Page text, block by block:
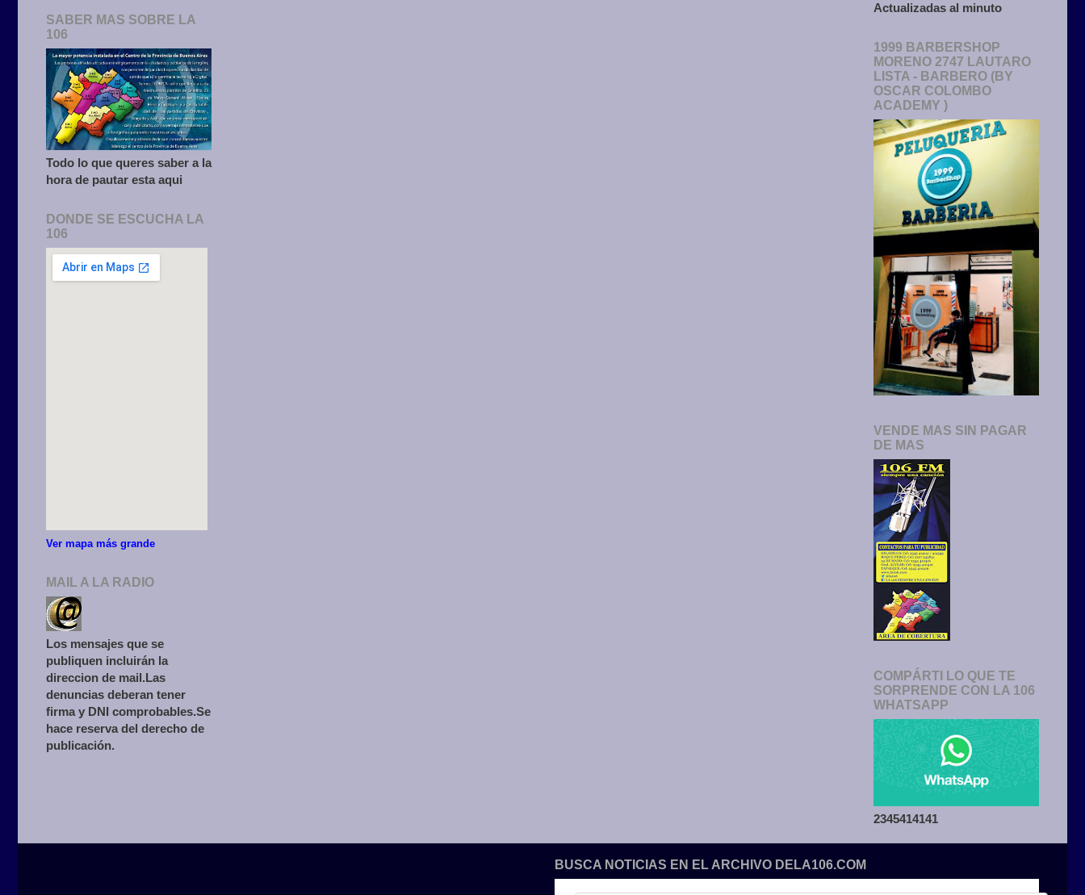
SABER MAS SOBRE LA
106
Todo lo que queres saber a la
hora de pautar esta aqui
DONDE SE ESCUCHA LA
106
Ver mapa más grande
MAIL A LA RADIO
Los mensajes que se
publiquen incluirán la
direccion de mail.Las
denuncias deberan tener
firma y DNI comprobables.Se
hace reserva del derecho de
publicación.
Actualizadas al minuto
1999 BARBERSHOP
MORENO 2747 LAUTARO
LISTA - BARBERO (BY
OSCAR COLOMBO
ACADEMY )
VENDE MAS SIN PAGAR
DE MAS
COMPÁRTI LO QUE TE
SORPRENDE CON LA 106
WHATSAPP
2345414141
BUSCA NOTICIAS EN EL ARCHIVO DELA106.COM